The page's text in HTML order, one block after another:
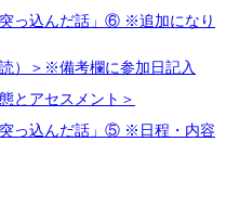
っ込んだ話」⑥ ※追加になり
）＞※備考欄に参加日記入
とアセスメント＞
っ込んだ話」⑤ ※日程・内容